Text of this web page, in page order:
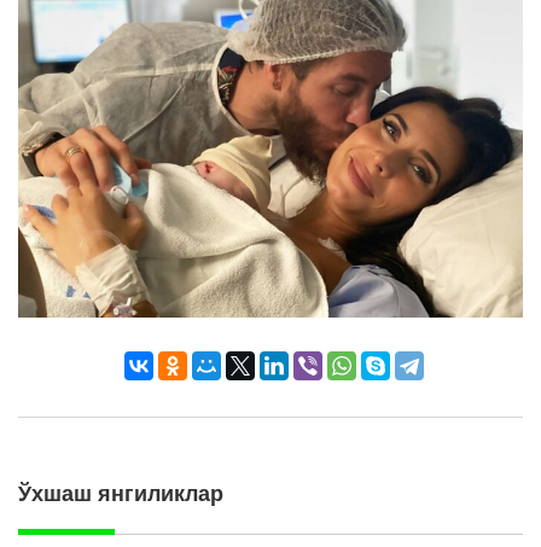
Ўхшаш янгиликлар